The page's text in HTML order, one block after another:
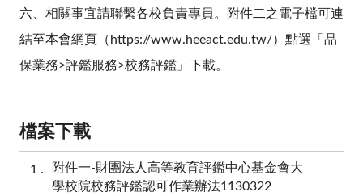
六、相關事宜請聯繫各校負責專員。附件二之電子檔可連
結至本會網頁（ https://www.heeact.edu.tw/）點選「品
保業務>評鑑服務>校務評鑑」下載。
檔案下載
附件一-財團法人高等教育評鑑中心基金會大
學校院校務評鑑認可作業辦法1130322